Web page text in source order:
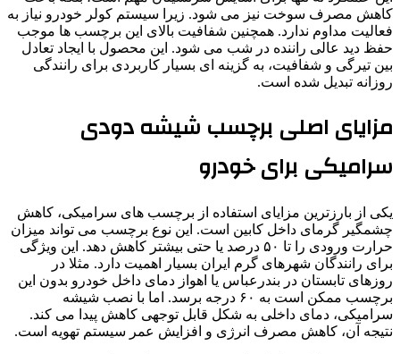
کاهش مصرف سوخت نیز می شود. زیرا سیستم کولر خودرو نیاز به
فعالیت مداوم ندارد. همچنین شفافیت بالای این برچسب ها موجب
حفظ دید عالی راننده در شب می شود. این محصول با ایجاد تعادل
بین تیرگی و شفافیت، به گزینه ای بسیار کاربردی برای رانندگی
روزانه تبدیل شده است.
مزایای اصلی برچسب شیشه دودی
سرامیکی برای خودرو
یکی از بارزترین مزایای استفاده از برچسب های سرامیکی، کاهش
چشمگیر گرمای داخل کابین است. این نوع برچسب می تواند میزان
حرارت ورودی را تا ۵۰ درصد یا حتی بیشتر کاهش دهد. این ویژگی
برای رانندگان شهرهای گرم ایران بسیار اهمیت دارد. مثلا در
روزهای تابستان در بندرعباس یا اهواز دمای داخل خودرو بدون این
برچسب ممکن است به ۶۰ درجه برسد. اما با نصب شیشه
سرامیکی، دمای داخلی به شکل قابل توجهی کاهش پیدا می کند.
نتیجه آن، کاهش مصرف انرژی و افزایش عمر سیستم تهویه است.